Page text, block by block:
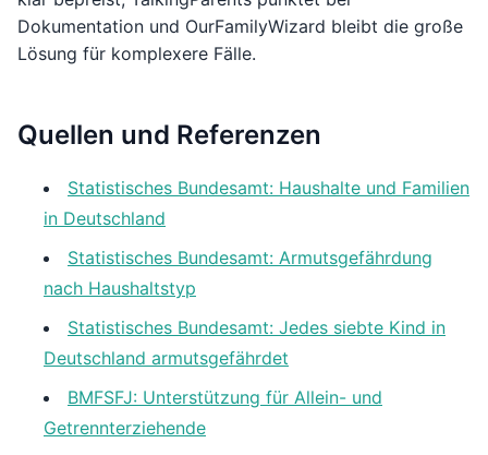
Dokumentation und OurFamilyWizard bleibt die große
Lösung für komplexere Fälle.
Quellen und Referenzen
Statistisches Bundesamt: Haushalte und Familien
in Deutschland
Statistisches Bundesamt: Armutsgefährdung
nach Haushaltstyp
Statistisches Bundesamt: Jedes siebte Kind in
Deutschland armutsgefährdet
BMFSFJ: Unterstützung für Allein- und
Getrennterziehende